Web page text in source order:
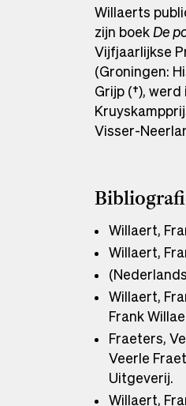
Willaerts
zijn boekDe
Vijfjaarlijkse
(Groningen:
Grijp (†),
Visser-
Willaert,
Willaert,
Willaert,
Frank
Fraeters,
Veerle
Uitgeverij.
Willaert,